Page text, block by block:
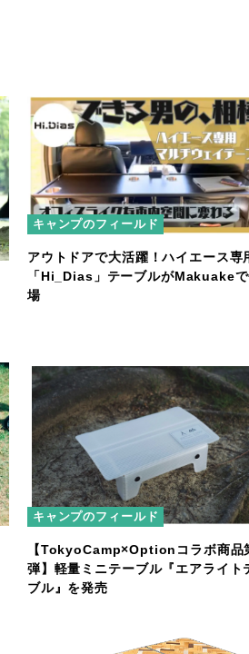
キャンプのフィールド
アウトドアで大活躍！ハイエース専
「Hi_Dias」テーブルがMakuake
場
キャンプのフィールド
【TokyoCamp×Optionコラボ商品
弾】軽量ミニテーブル『エアライト
ブル』を発売